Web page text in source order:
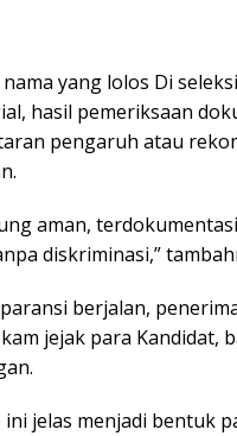
yang lolos Di
hasil pemeriksaan
pengaruh atau
aman,
diskriminasi,”
berjalan,
jejak para Kandidat,
jelas menjadi bentuk